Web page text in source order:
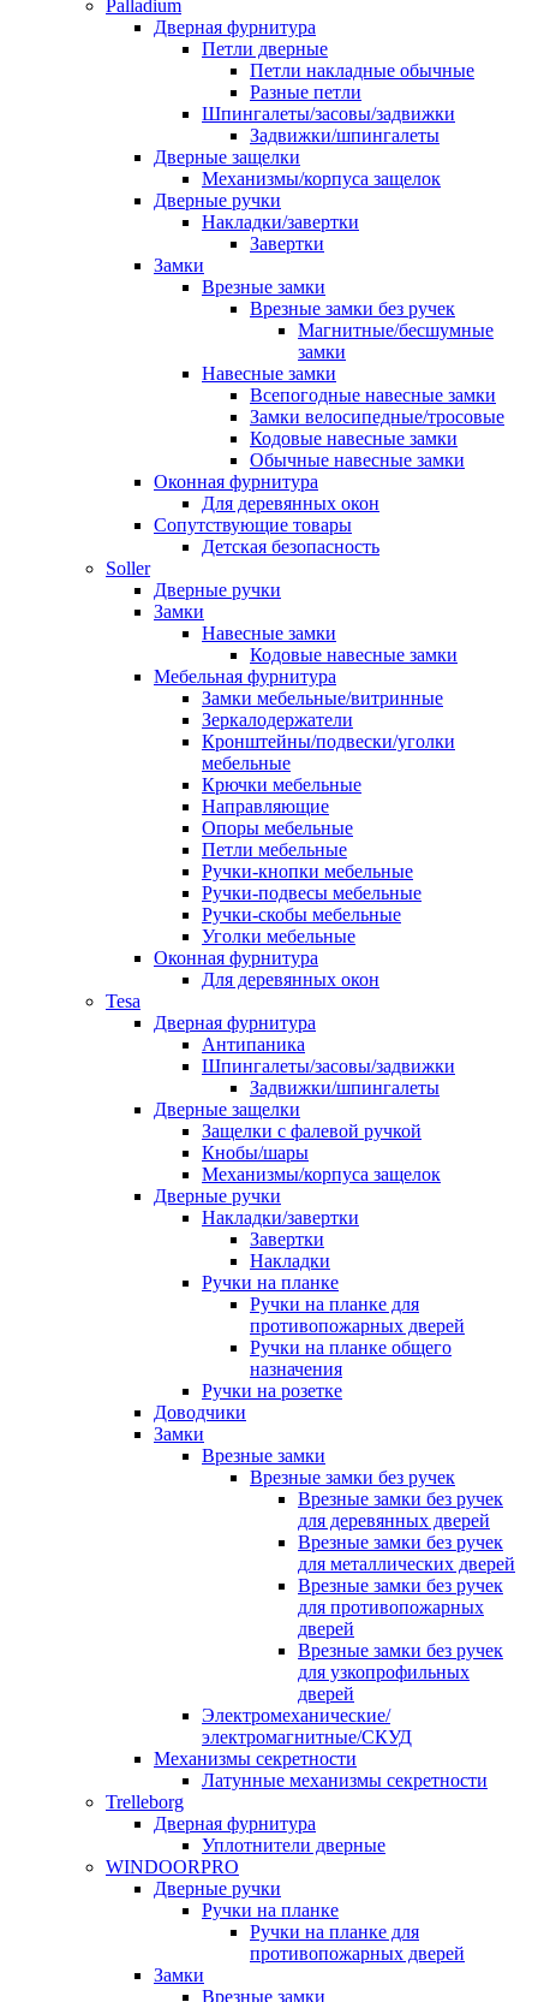
Palladium
Дверная фурнитура
Петли дверные
Петли накладные обычные
Разные петли
Шпингалеты/засовы/задвижки
Задвижки/шпингалеты
Дверные защелки
Механизмы/корпуса защелок
Дверные ручки
Накладки/завертки
Завертки
Замки
Врезные замки
Врезные замки без ручек
Магнитные/бесшумные
замки
Навесные замки
Всепогодные навесные замки
Замки велосипедные/тросовые
Кодовые навесные замки
Обычные навесные замки
Оконная фурнитура
Для деревянных окон
Сопутствующие товары
Детская безопасность
Soller
Дверные ручки
Замки
Навесные замки
Кодовые навесные замки
Мебельная фурнитура
Замки мебельные/витринные
Зеркалодержатели
Кронштейны/подвески/уголки
мебельные
Крючки мебельные
Направляющие
Опоры мебельные
Петли мебельные
Ручки-кнопки мебельные
Ручки-подвесы мебельные
Ручки-скобы мебельные
Уголки мебельные
Оконная фурнитура
Для деревянных окон
Tesa
Дверная фурнитура
Антипаника
Шпингалеты/засовы/задвижки
Задвижки/шпингалеты
Дверные защелки
Защелки с фалевой ручкой
Кнобы/шары
Механизмы/корпуса защелок
Дверные ручки
Накладки/завертки
Завертки
Накладки
Ручки на планке
Ручки на планке для
противопожарных дверей
Ручки на планке общего
назначения
Ручки на розетке
Доводчики
Замки
Врезные замки
Врезные замки без ручек
Врезные замки без ручек
для деревянных дверей
Врезные замки без ручек
для металлических дверей
Врезные замки без ручек
для противопожарных
дверей
Врезные замки без ручек
для узкопрофильных
дверей
Электромеханические/
электромагнитные/СКУД
Механизмы секретности
Латунные механизмы секретности
Trelleborg
Дверная фурнитура
Уплотнители дверные
WINDOORPRO
Дверные ручки
Ручки на планке
Ручки на планке для
противопожарных дверей
Замки
Врезные замки